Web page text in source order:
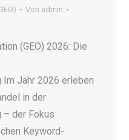
Von admin
(GEO) 2026: Die
Im Jahr 2026 erleben
in der
– der Fokus
Keyword-